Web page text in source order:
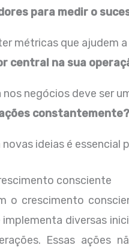
para medir o
métricas que ajudem
central na sua
negócios deve ser
constantemente?
ideias é essencial
consciente
o crescimento
implementa diversas
Essas ações